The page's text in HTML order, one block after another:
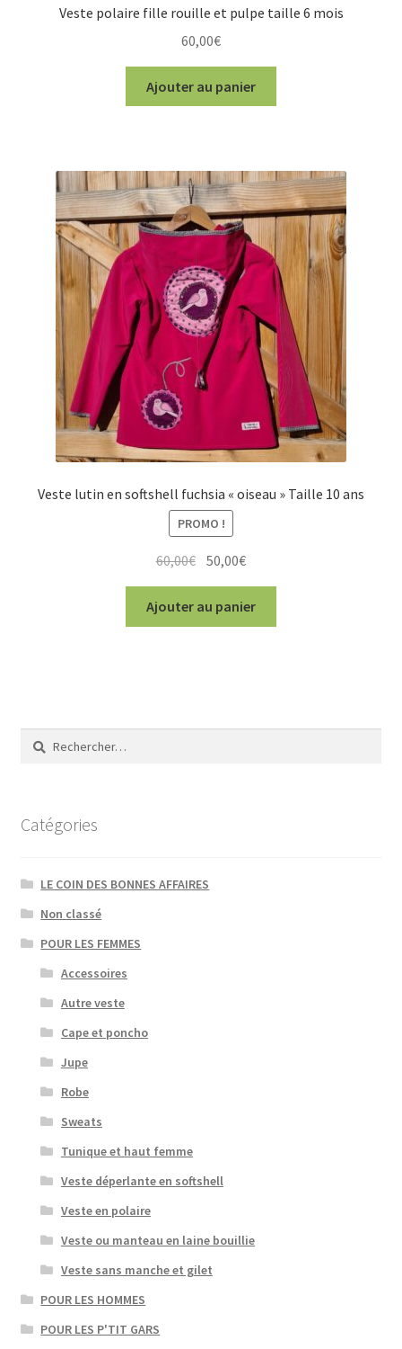
Veste polaire fille rouille et pulpe taille 6 mois
60,00€
Ajouter au panier
Veste lutin en softshell fuchsia « oiseau » Taille 10 ans
PROMO !
60,00€ Le
prix
initial
était :
50,00€Le
prix
actuel
est :
Ajouter au panier
Rechercher :
Catégories
LE COIN DES BONNES AFFAIRES
Non classé
POUR LES FEMMES
Accessoires
Autre veste
Cape et poncho
Jupe
Robe
Sweats
Tunique et haut femme
Veste déperlante en softshell
Veste en polaire
Veste ou manteau en laine bouillie
Veste sans manche et gilet
POUR LES HOMMES
POUR LES P'TIT GARS